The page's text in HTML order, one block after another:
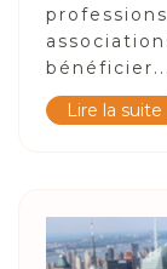
bénéficier...
Lire la suite